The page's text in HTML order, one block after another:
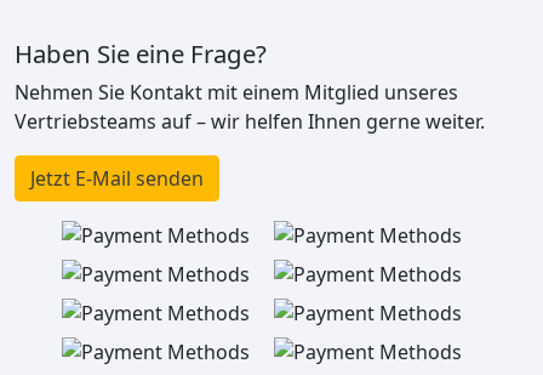
Haben Sie eine Frage?
Nehmen Sie Kontakt mit einem Mitglied unseres
Vertriebsteams auf – wir helfen Ihnen gerne weiter.
Jetzt E-Mail senden